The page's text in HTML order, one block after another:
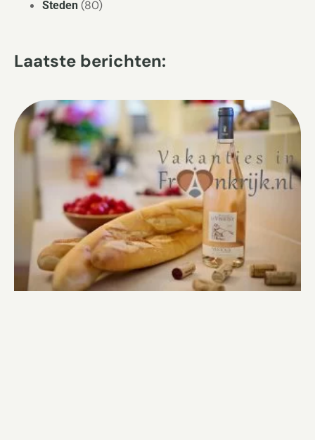
Steden (80)
Laatste berichten: